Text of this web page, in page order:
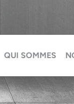
QUI SOMMES